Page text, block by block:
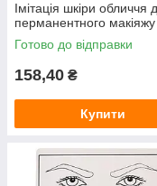
Імітація шкіри обличчя
перманентного
Готово до відправки
158,40 ₴
Купити